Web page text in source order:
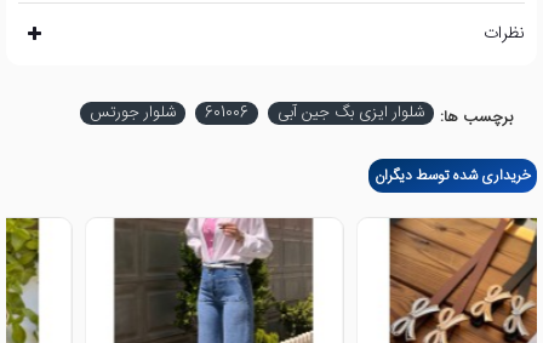
نظرات
برچسب ها: شلوار ایزی بگ جین آبی 601006 شلوار جورتس
خریداری شده توسط دیگران